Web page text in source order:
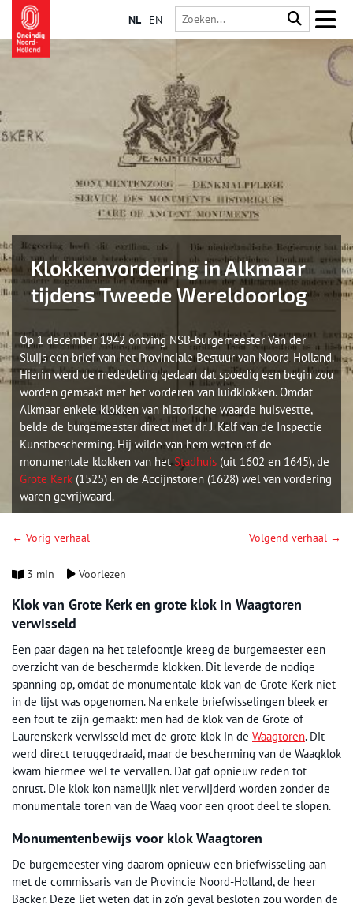
NL EN
Klokkenvordering in Alkmaar
tijdens Tweede Wereldoorlog
Op 1 december 1942 ontving NSB-burgemeester Van der
Sluijs een brief van het Provinciale Bestuur van Noord-Holland.
Hierin werd de mededeling gedaan dat spoedig een begin zou
worden gemaakt met het vorderen van luidklokken. Omdat
Alkmaar enkele klokken van historische waarde huisvestte,
belde de burgemeester direct met dr. J. Kalf van de Inspectie
Kunstbescherming. Hij wilde van hem weten of de
monumentale klokken van hetStadhuis (uit 1602 en 1645), de
Grote Kerk (1525) en de Accijnstoren (1628) wel van vordering
waren gevrijwaard.
← Vorig verhaal Volgend verhaal →
3 min Voorlezen
Klok van Grote Kerk en grote klok in Waagtoren
verwisseld
Een paar dagen na het telefoontje kreeg de burgemeester een
overzicht van de beschermde klokken. Dit leverde de nodige
spanning op, omdat de monumentale klok van de Grote Kerk niet
in de lijst was opgenomen. Na enkele briefwisselingen bleek er
een fout te zijn gemaakt: men had de klok van de Grote of
Laurenskerk verwisseld met de grote klok in de Waagtoren. Dit
werd direct teruggedraaid, maar de bescherming van de Waagklok
kwam hiermee wel te vervallen. Dat gaf opnieuw reden tot
onrust. Die klok kon namelijk niet verwijderd worden zonder de
monumentale toren van de Waag voor een groot deel te slopen.
Monumentenbewijs voor klok Waagtoren
De burgemeester ving daarom opnieuw een briefwisseling aan
met de commissaris van de Provincie Noord-Holland, de heer
Backer. Deze liet weten dat in zo’n geval besloten zou worden de